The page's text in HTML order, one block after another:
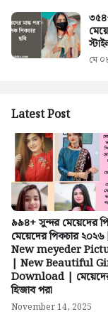
মে
Latest Post
৯৯৪+ সুন্দর মেয়েদের
মেয়েদের পিকচার
New meyeder
| New Beautiful
Download |
হিজাব পরা
November 14, 2025